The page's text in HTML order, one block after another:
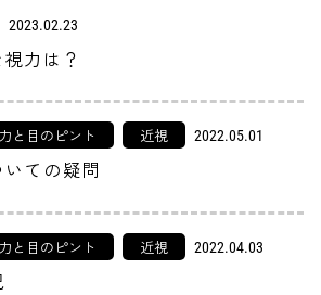
2023.02.23
力は？
と目のピント 近視 2022.05.01
ての疑問
と目のピント 近視 2022.04.03